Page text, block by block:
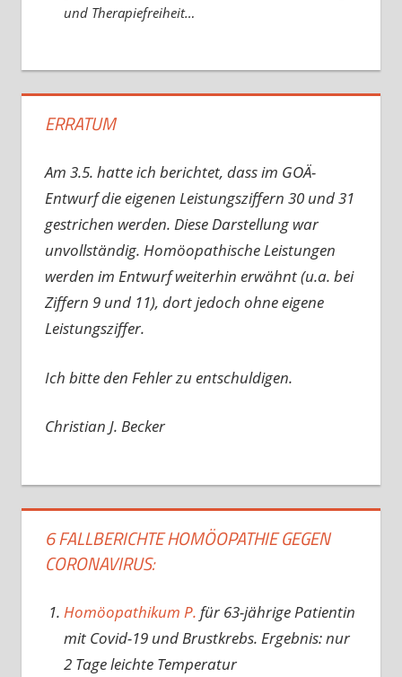
und Therapiefreiheit…
ERRATUM
Am 3.5. hatte ich berichtet, dass im GOÄ-
Entwurf die eigenen Leistungsziffern 30 und 31
gestrichen werden. Diese Darstellung war
unvollständig. Homöopathische Leistungen
werden im Entwurf weiterhin erwähnt (u.a. bei
Ziffern 9 und 11), dort jedoch ohne eigene
Leistungsziffer.
Ich bitte den Fehler zu entschuldigen.
Christian J. Becker
6 FALLBERICHTE HOMÖOPATHIE GEGEN
CORONAVIRUS:
Homöopathikum P. für 63-jährige Patientin
mit Covid-19 und Brustkrebs. Ergebnis: nur
2 Tage leichte Temperatur